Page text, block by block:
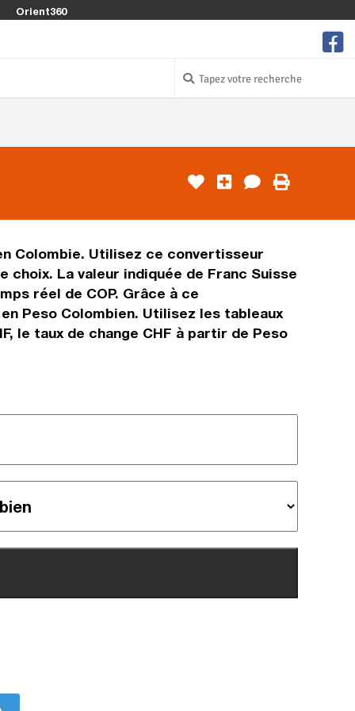
Orient360
Colombie. Utilisez ce convertisseur
choix. La valeur indiquée de Franc Suisse
réel de COP. Grâce à ce
Peso Colombien. Utilisez les tableaux
le taux de change CHF à partir de Peso